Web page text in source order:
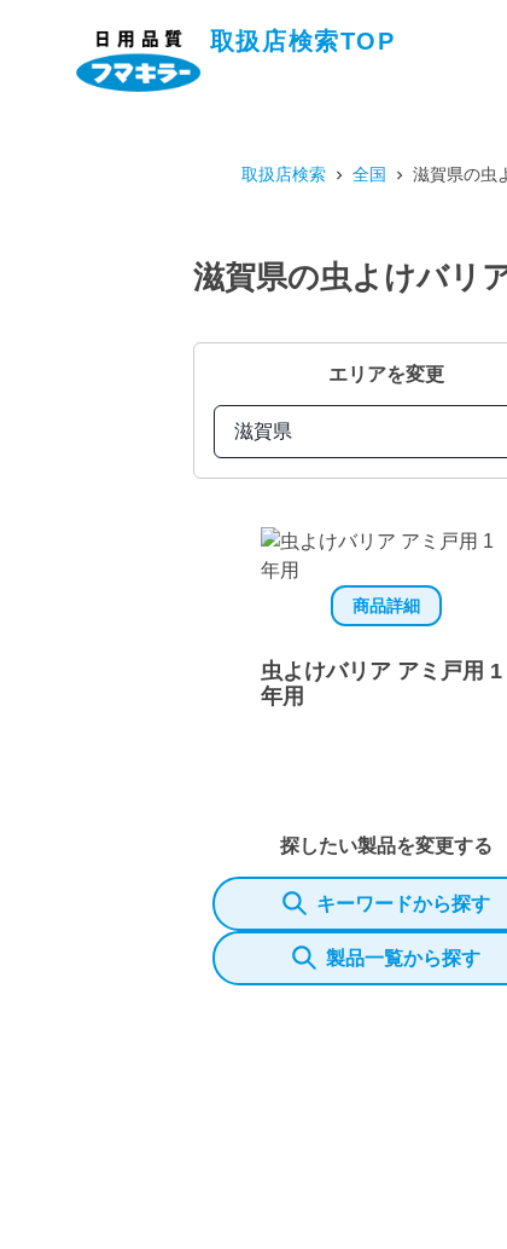
取扱店検索TOP
取扱店検索 全国 滋賀県の虫
滋賀県の虫よけバリ
エリアを変更
滋賀県
商品詳細
虫よけバリア アミ戸用 1
年用
探したい製品を変更する
キーワードから探す
製品一覧から探す